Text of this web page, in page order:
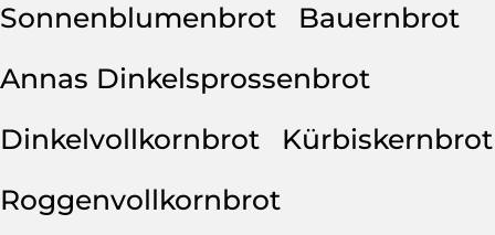
Sonnenblumenbrot
Bauernbrot
Annas Dinkelsprossenbrot
Dinkelvollkornbrot
Kürbiskernbrot
Roggenvollkornbrot